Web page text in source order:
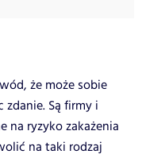
że może sobie
Są firmy i
na ryzyko zakażenia
na taki rodzaj